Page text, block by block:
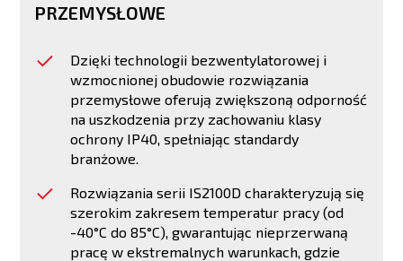
PRZEMYSŁOWE
Dzięki technologii bezwentylatorowej i
wzmocnionej obudowie rozwiązania
przemysłowe oferują zwiększoną odporność
na uszkodzenia przy zachowaniu klasy
ochrony IP40, spełniając standardy
branżowe.
Rozwiązania serii IS2100D charakteryzują się
szerokim zakresem temperatur pracy (od
-40°C do 85°C), gwarantując nieprzerwaną
pracę w ekstremalnych warunkach, gdzie